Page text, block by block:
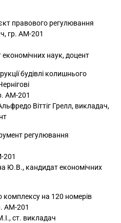
правового регулювання
гр. АМ-201
наук, доцент
будівлі колишнього
АМ-201
Віттіг Грелл, викладач,
регулювання
201
Ю.В., кандидат економічних
комплексу на 120 номерів
АМ-201
ст. викладач